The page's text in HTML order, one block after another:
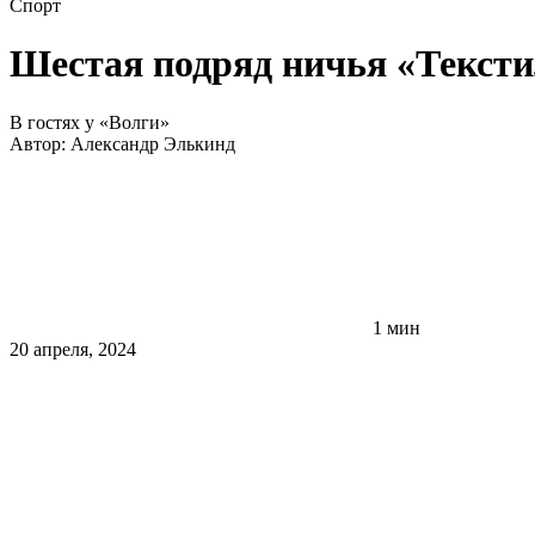
Спорт
Шестая подряд ничья
В гостях у «Волги»
Автор: Александр Элькинд
1 мин
20 апреля, 2024